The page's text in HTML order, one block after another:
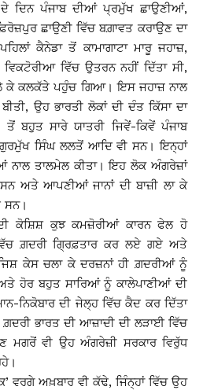
ਦੇ ਦਿਨ ਪੰਜਾਬ ਦੀਆਂ ਪ੍ਰਮੁੱਖ ਛਾਉਣੀਆਂ,
ਛਾਉਣੀ ਵਿੱਚ ਬਗ਼ਾਵਤ ਕਰਾਉਣ ਦਾ
ਕੈਨੇਡਾ ਤੋਂ ਕਾਮਾਗਾਟਾ ਮਾਰੂ ਜਹਾਜ਼,
ਵਿੱਚ ਉਤਰਨ ਨਹੀਂ ਦਿੱਤਾ ਸੀ,
ਕੇ ਕਲਕੱਤੇ ਪਹੁੰਚ ਗਿਆ। ਇਸ ਜਹਾਜ਼ ਨਾਲ
ਉਹ ਭਾਰਤੀ ਲੋਕਾਂ ਦੀ ਦੰਤ ਕਿੱਸਾ ਦਾ
ਬਹੁਤ ਸਾਰੇ ਯਾਤਰੀ ਜਿਵੇਂ-ਕਿਵੇਂ ਪੰਜਾਬ
ਗੁਰਮੁੱਖ ਸਿੰਘ ਲਲਤੋਂ ਆਦਿ ਵੀ ਸਨ। ਇਨ੍ਹਾਂ
ਨਾਲ ਤਾਲਮੇਲ ਕੀਤਾ। ਇਹ ਲੋਕ ਅੰਗਰੇਜ਼ਾਂ
ਅਤੇ ਆਪਣੀਆਂ ਜਾਨਾਂ ਦੀ ਬਾਜ਼ੀ ਲਾ ਕੇ
ਸਨ।
ਕੋਸ਼ਿਸ਼ ਕੁਝ ਕਮਜ਼ੋਰੀਆਂ ਕਾਰਨ ਫੇਲ ਹੋ
ਗ਼ਦਰੀ ਗ੍ਰਿਫ਼ਤਾਰ ਕਰ ਲਏ ਗਏ ਅਤੇ
ਕੇਸ ਚਲਾ ਕੇ ਦਰਜ਼ਨਾਂ ਹੀ ਗ਼ਦਰੀਆਂ ਨੂੰ
ਹੋਰ ਬਹੁਤ ਸਾਰਿਆਂ ਨੂੰ ਕਾਲੇਪਾਣੀਆਂ ਦੀ
ਨਿਕੋਬਾਰ ਦੀ ਜੇਲ੍ਹ ਵਿੱਚ ਕੈਦ ਕਰ ਦਿੱਤਾ
ਭਾਰਤ ਦੀ ਆਜ਼ਾਦੀ ਦੀ ਲੜਾਈ ਵਿੱਚ
ਮਗਰੋਂ ਵੀ ਉਹ ਅੰਗਰੇਜ਼ੀ ਸਰਕਾਰ ਵਿਰੁੱਧ
ਵਰਗੇ ਅਖ਼ਬਾਰ ਵੀ ਕੱਢੇ, ਜਿੰਨ੍ਹਾਂ ਵਿੱਚ ਉਹ